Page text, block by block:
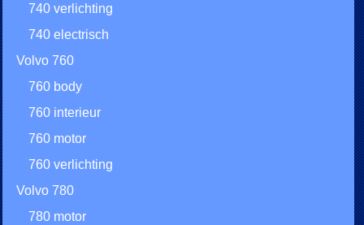
740 verlichting
740 electrisch
Volvo 760
760 body
760 interieur
760 motor
760 verlichting
Volvo 780
780 motor